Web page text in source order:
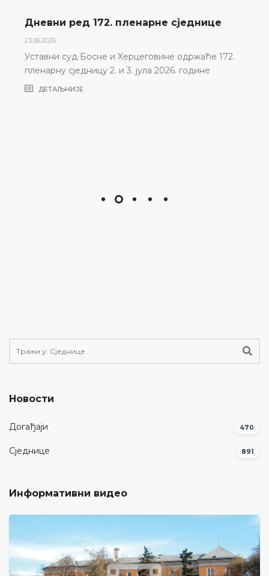
Дневни ред 172. пленарне сједнице
23.06.2026.
Уставни суд Босне и Херцеговине одржаће 172.
пленарну сједницу 2. и 3. јула 2026. године
ДЕТАЉНИЈЕ
Новости
Догађаји 470
Сједнице 891
Информативни видео